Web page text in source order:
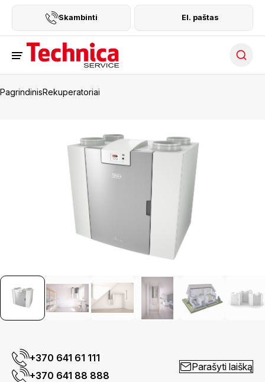
Skambinti El. paštas
PagrindinisRekuperatoriai
+370 641 61 111
+370 641 88 888
Parašyti laišką